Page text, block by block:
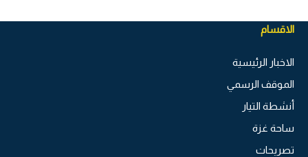
الاقسام
الاخبار الرئيسية
الموقف الرسمي
أنشطة التيار
ساحة غزة
تصريحات